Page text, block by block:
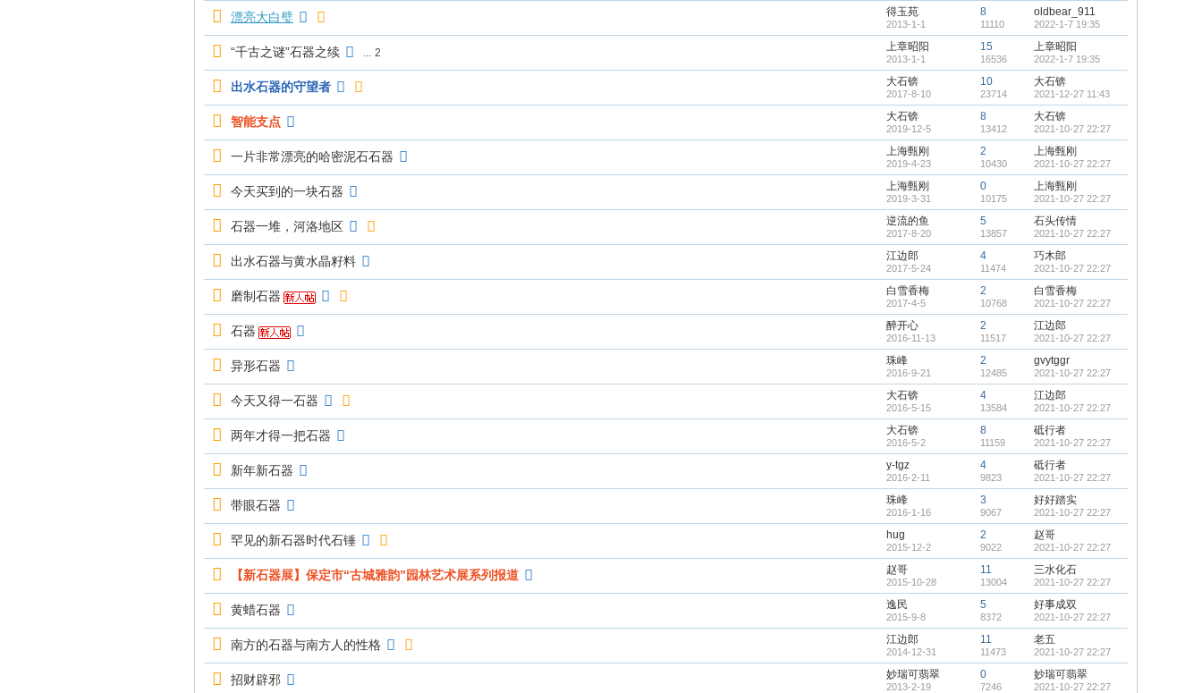
漂亮大白璧 得玉苑
2013-1-1
8
11110
oldbear_911
2022-1-7 19:35
“千古之谜”石器之续 ... 2 上章昭阳
2013-1-1
15
16536
上章昭阳
2022-1-7 19:35
出水石器的守望者 大石锛
2017-8-10
10
23714
大石锛
2021-12-27 11:43
智能支点 大石锛
2019-12-5
8
13412
大石锛
2021-10-27 22:27
一片非常漂亮的哈密泥石石器 上海甄刚
2019-4-23
2
10430
上海甄刚
2021-10-27 22:27
今天买到的一块石器 上海甄刚
2019-3-31
0
10175
上海甄刚
2021-10-27 22:27
石器一堆，河洛地区 逆流的鱼
2017-8-20
5
13857
石头传情
2021-10-27 22:27
出水石器与黄水晶籽料 江边郎
2017-5-24
4
11474
巧木郎
2021-10-27 22:27
磨制石器 白雪香梅
2017-4-5
2
10768
白雪香梅
2021-10-27 22:27
石器 醉开心
2016-11-13
2
11517
江边郎
2021-10-27 22:27
异形石器 珠峰
2016-9-21
2
12485
gvytggr
2021-10-27 22:27
今天又得一石器 大石锛
2016-5-15
4
13584
江边郎
2021-10-27 22:27
两年才得一把石器 大石锛
2016-5-2
8
11159
砥行者
2021-10-27 22:27
新年新石器 y-tgz
2016-2-11
4
9823
砥行者
2021-10-27 22:27
带眼石器 珠峰
2016-1-16
3
9067
好好踏实
2021-10-27 22:27
罕见的新石器时代石锤 hug
2015-12-2
2
9022
赵哥
2021-10-27 22:27
【新石器展】保定市“古城雅韵”园林艺术展系列报道 赵哥
2015-10-28
11
13004
三水化石
2021-10-27 22:27
黄蜡石器 逸民
2015-9-8
5
8372
好事成双
2021-10-27 22:27
南方的石器与南方人的性格 江边郎
2014-12-31
11
11473
老五
2021-10-27 22:27
招财辟邪 妙瑞可翡翠
2013-2-19
0
7246
妙瑞可翡翠
2021-10-27 22:27